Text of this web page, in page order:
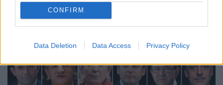
CONFIRM
Data Deletion Data Access Privacy Policy